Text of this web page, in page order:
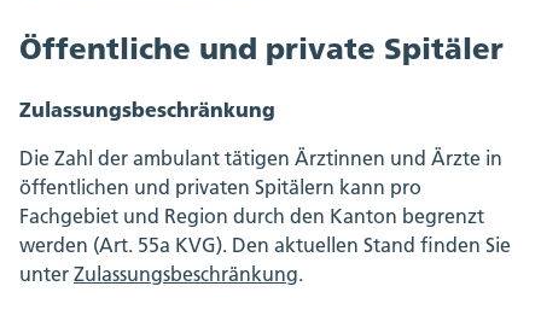
Öffentliche und private Spitäler
Zulassungsbeschränkung
Die Zahl der ambulant tätigen Ärztinnen und Ärzte in
öffentlichen und privaten Spitälern kann pro
Fachgebiet und Region durch den Kanton begrenzt
werden (Art. 55a KVG). Den aktuellen Stand finden Sie
unter Zulassungsbeschränkung.